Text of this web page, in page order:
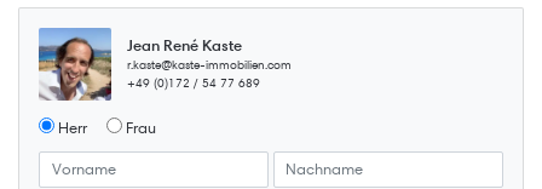
Jean René Kaste
r.kaste@kaste-immobilien.com
+49 (0)172 / 54 77 689
Herr Frau